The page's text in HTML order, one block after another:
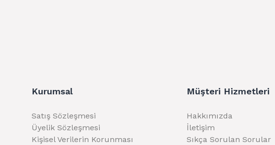
Kurumsal
Satış Sözleşmesi
Üyelik Sözleşmesi
Kişisel Verilerin Korunması
Müşteri Hizmetleri
Hakkımızda
İletişim
Sıkça Sorulan Sorular